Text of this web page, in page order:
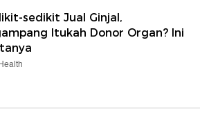
sedikit Jual Ginjal,
Itukah Donor Organ? Ini